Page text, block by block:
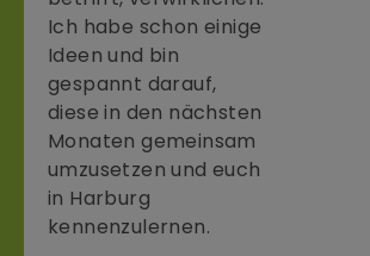
Ich habe schon einige
Ideen und bin
gespannt darauf,
diese in den nächsten
Monaten gemeinsam
umzusetzen und euch
in Harburg
kennenzulernen.